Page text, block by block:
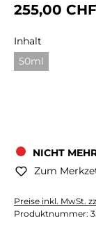
255,00
Inhalt
50ml
NICHT
Zum
Preise inkl. MwSt.
Produktnummer: